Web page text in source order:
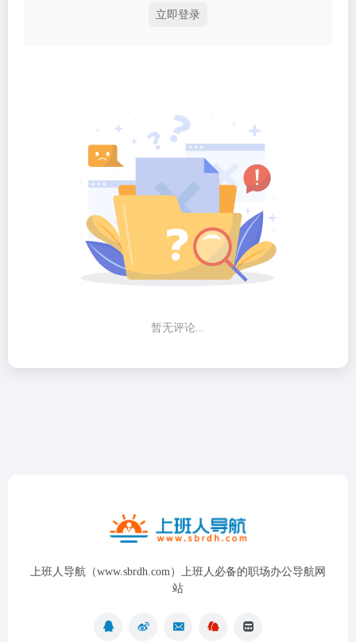
立即登录
暂无评论...
上班人导航（www.sbrdh.com）上班人必备的职场办公导航网
站